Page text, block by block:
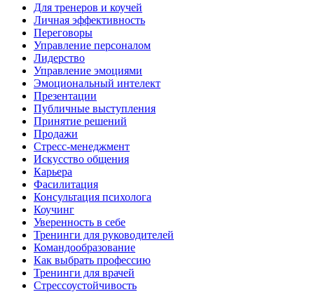
Для тренеров и коучей
Личная эффективность
Переговоры
Управление персоналом
Лидерство
Управление эмоциями
Эмоциональный интелект
Презентации
Публичные выступления
Принятие решений
Продажи
Стресс-менеджмент
Искусство общения
Карьера
Фасилитация
Консультация психолога
Коучинг
Уверенность в себе
Тренинги для руководителей
Командообразование
Как выбрать профессию
Тренинги для врачей
Стрессоустойчивость